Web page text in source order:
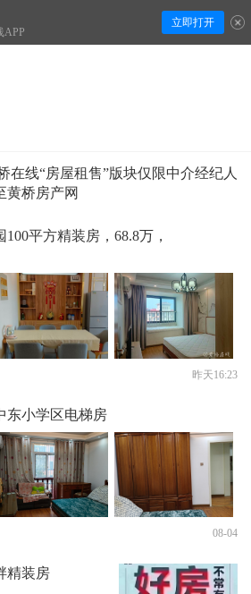
APP
立即打开
在线“房屋租售”版块仅限中介经纪人
黄桥房产网
100平方精装房，68.8万，
昨天16:23
东小学区电梯房
08-04
精装房